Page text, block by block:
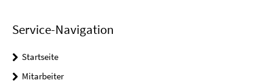
Service-Navigation
Startseite
Mitarbeiter